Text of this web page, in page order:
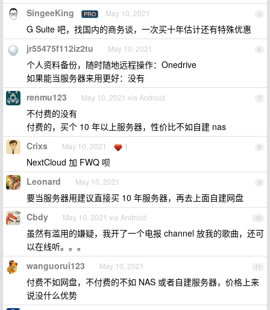
5
SingeeKing PRO May 10, 2021
G Suite 吧，找国内的商务谈，一次买十年估计还有特殊优惠
6
jr55475f112iz2tu May 10, 2021
个人资料备份，随时随地远程操作：Onedrive
如果能当服务器来用更好：没有
7
renmu123 May 10, 2021 via Android
不付费的没有
付费的，买个 10 年以上服务器，性价比不如自建 nas
8
Crixs May 10, 2021 1
NextCloud 加 FWQ 呗
9
Leonard May 10, 2021
要当服务器用建议直接买 10 年服务器，再去上面自建网盘
10
Cbdy May 10, 2021 via Android
虽然有滥用的嫌疑，我开了一个电报 channel 放我的歌曲，还可
以在线听。。。
11
wanguorui123 May 10, 2021
付费不如网盘，不付费的不如 NAS 或者自建服务器，价格上来
说没什么优势